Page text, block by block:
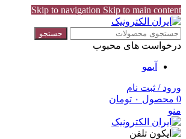
Skip to navigation Skip to main content
جستجو
درخواست های محبوب
آیمو
ورود / ثبت نام
0 محصول ۰ تومان
منو